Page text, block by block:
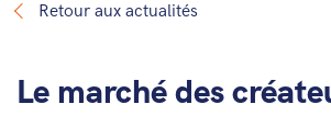
Retour aux actualités
Le marché des